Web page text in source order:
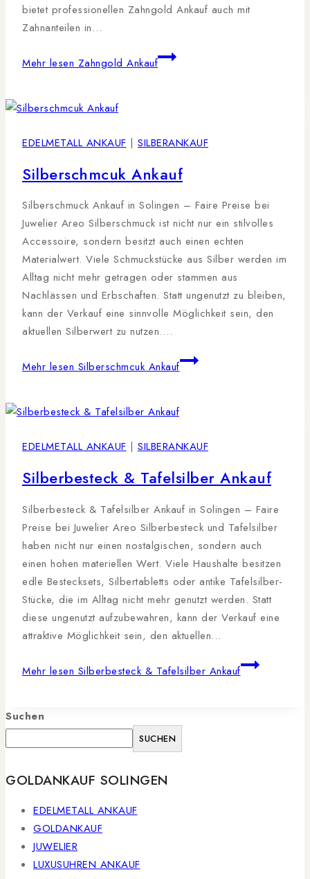
bietet professionellen Zahngold Ankauf auch mit
Zahnanteilen in…
Mehr lesen Zahngold Ankauf
EDELMETALL ANKAUF | SILBERANKAUF
Silberschmcuk Ankauf
Silberschmuck Ankauf in Solingen – Faire Preise bei
Juwelier Areo Silberschmuck ist nicht nur ein stilvolles
Accessoire, sondern besitzt auch einen echten
Materialwert. Viele Schmuckstücke aus Silber werden im
Alltag nicht mehr getragen oder stammen aus
Nachlässen und Erbschaften. Statt ungenutzt zu bleiben,
kann der Verkauf eine sinnvolle Möglichkeit sein, den
aktuellen Silberwert zu nutzen….
Mehr lesen Silberschmcuk Ankauf
EDELMETALL ANKAUF | SILBERANKAUF
Silberbesteck & Tafelsilber Ankauf
Silberbesteck & Tafelsilber Ankauf in Solingen – Faire
Preise bei Juwelier Areo Silberbesteck und Tafelsilber
haben nicht nur einen nostalgischen, sondern auch
einen hohen materiellen Wert. Viele Haushalte besitzen
edle Bestecksets, Silbertabletts oder antike Tafelsilber-
Stücke, die im Alltag nicht mehr genutzt werden. Statt
diese ungenutzt aufzubewahren, kann der Verkauf eine
attraktive Möglichkeit sein, den aktuellen…
Mehr lesen Silberbesteck & Tafelsilber Ankauf
Suchen
SUCHEN
GOLDANKAUF SOLINGEN
EDELMETALL ANKAUF
GOLDANKAUF
JUWELIER
LUXUSUHREN ANKAUF